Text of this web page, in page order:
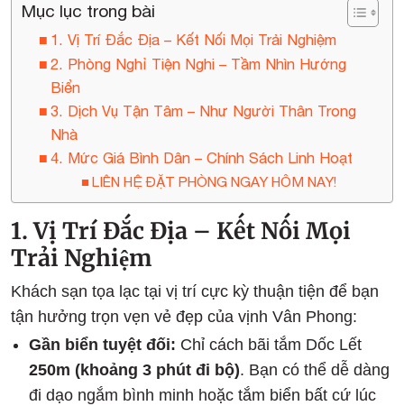
Mục lục trong bài
1. Vị Trí Đắc Địa – Kết Nối Mọi Trải Nghiệm
2. Phòng Nghỉ Tiện Nghi – Tầm Nhìn Hướng
Biển
3. Dịch Vụ Tận Tâm – Như Người Thân Trong
Nhà
4. Mức Giá Bình Dân – Chính Sách Linh Hoạt
LIÊN HỆ ĐẶT PHÒNG NGAY HÔM NAY!
1. Vị Trí Đắc Địa – Kết Nối Mọi
Trải Nghiệm
Khách sạn tọa lạc tại vị trí cực kỳ thuận tiện để bạn
tận hưởng trọn vẹn vẻ đẹp của vịnh Vân Phong:
Gần biển tuyệt đối: Chỉ cách bãi tắm Dốc Lết
250m (khoảng 3 phút đi bộ). Bạn có thể dễ dàng
đi dạo ngắm bình minh hoặc tắm biển bất cứ lúc